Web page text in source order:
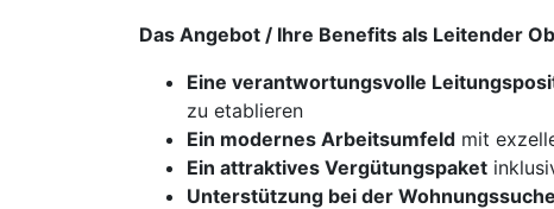
Das Angebot / Ihre Benefits als Leitender
Eine verantwortungsvolle
zu etablieren
Ein modernes Arbeitsumfeld mit
Ein attraktives Vergütungspaket
Unterstützung bei der